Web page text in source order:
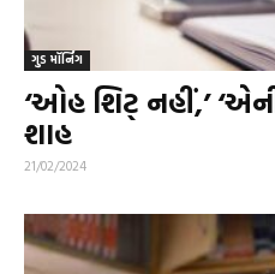
ગુડ મૉર્નિંગ
‘ઓહ શિટ્‌ નહીં,’
શાહ
21/02/2024